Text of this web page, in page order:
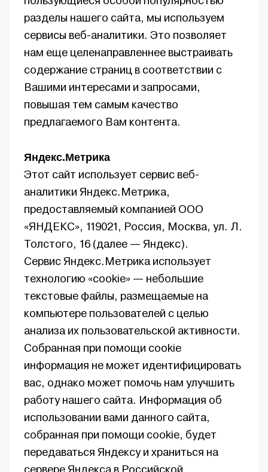
разделы нашего сайта, мы используем
сервисы веб-аналитики. Это позволяет
нам еще целенаправленнее выстраивать
содержание страниц в соответствии с
Вашими интересами и запросами,
повышая тем самым качество
предлагаемого Вам контента.
Яндекс.Метрика
Этот сайт использует сервис веб-
аналитики Яндекс.Метрика,
предоставляемый компанией ООО
«ЯНДЕКС», 119021, Россия, Москва, ул. Л.
Толстого, 16 (далее — Яндекс).
Сервис Яндекс.Метрика использует
технологию «cookie» — небольшие
текстовые файлы, размещаемые на
компьютере пользователей с целью
анализа их пользовательской активности.
Собранная при помощи cookie
информация не может идентифицировать
вас, однако может помочь нам улучшить
работу нашего сайта. Информация об
использовании вами данного сайта,
собранная при помощи cookie, будет
передаваться Яндексу и храниться на
сервере Яндекса в Российской